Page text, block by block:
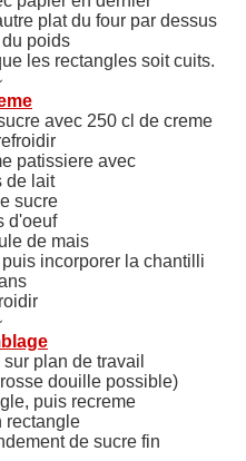
plat du four par dessus
poids
les rectangles soit cuits.
avec 250 cl de creme
patissiere avec
de lait
sucre
d'oeuf
de mais
incorporer la chantilli
plan de travail
douille possible)
puis recreme
rectangle
de sucre fin